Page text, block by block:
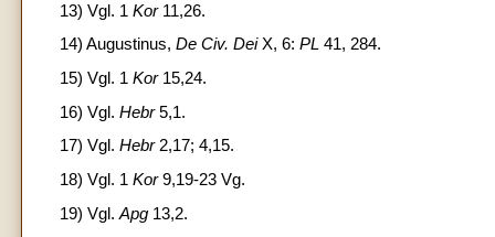
13) Vgl. 1 Kor11,26.
14) Augustinus, De Civ. DeiX, 6: PL 41, 284.
15) Vgl. 1 Kor15,24.
16) Vgl. Hebr5,1.
17) Vgl. Hebr2,17; 4,15.
18) Vgl. 1 Kor9,19-23 Vg.
19) Vgl. Apg 13,2.